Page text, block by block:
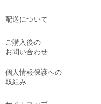
配送について
ご購入後の
お問い合わせ
個人情報保護への
取組み